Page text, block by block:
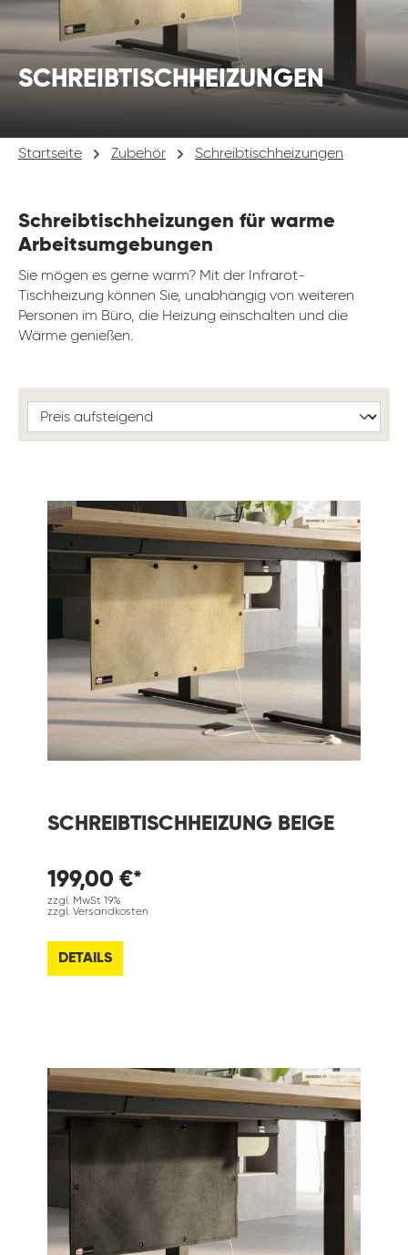
SCHREIBTISCHHEIZUNGEN
Startseite Zubehör Schreibtischheizungen
Schreibtischheizungen für warme
Arbeitsumgebungen
Sie mögen es gerne warm? Mit der Infrarot-
Tischheizung können Sie, unabhängig von weiteren
Personen im Büro, die Heizung einschalten und die
Wärme genießen.
SCHREIBTISCHHEIZUNG BEIGE
199,00 €*
zzgl. MwSt 19%
zzgl. Versandkosten
DETAILS